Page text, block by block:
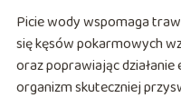
Picie wody wspomaga
się kęsów pokarmowych
oraz poprawiając
organizm skuteczniej